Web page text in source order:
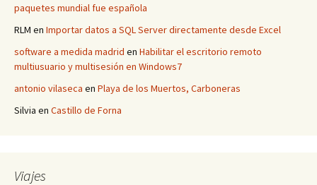
paquetes mundial fue española
RLM en Importar datos a SQL Server directamente desde Excel
software a medida madrid en Habilitar el escritorio remoto
multiusuario y multisesión en Windows7
antonio vilaseca en Playa de los Muertos, Carboneras
Silvia en Castillo de Forna
Viajes